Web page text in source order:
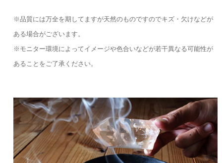
※品質には万全を期してますが天然のものですのでキズ・欠けなどが
ある場合がございます。
※モニター環境によってイメージや色合いなどが若干異なる可能性が
あることをご了承ください。